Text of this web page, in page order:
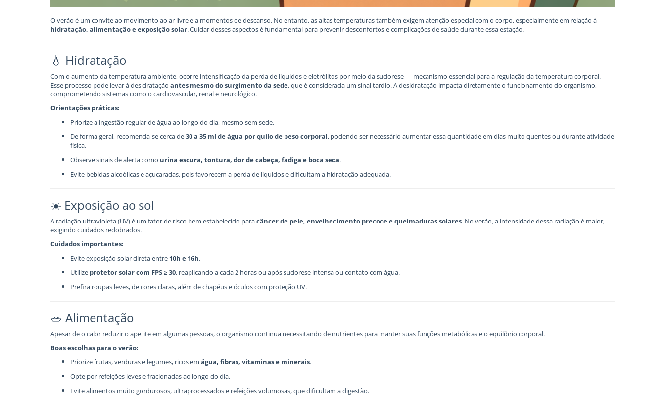
O verão é um convite ao movimento ao ar livre e a momentos de descanso. No entanto, as altas temperaturas também exigem atenção especial com o corpo, especialmente em relação à
hidratação, alimentação e exposição solar. Cuidar desses aspectos é fundamental para prevenir desconfortos e complicações de saúde durante essa estação.
💧 Hidratação
Com o aumento da temperatura ambiente, ocorre intensificação da perda de líquidos e eletrólitos por meio da sudorese — mecanismo essencial para a regulação da temperatura corporal.
Esse processo pode levar à desidratação antes mesmo do surgimento da sede, que é considerada um sinal tardio. A desidratação impacta diretamente o funcionamento do organismo,
comprometendo sistemas como o cardiovascular, renal e neurológico.
Orientações práticas:
Priorize a ingestão regular de água ao longo do dia, mesmo sem sede.
De forma geral, recomenda-se cerca de30 a 35 ml de água por quilo de peso corporal, podendo ser necessário aumentar essa quantidade em dias muito quentes ou durante atividade
física.
Observe sinais de alerta como urina escura, tontura, dor de cabeça, fadiga e boca seca.
Evite bebidas alcoólicas e açucaradas, pois favorecem a perda de líquidos e dificultam a hidratação adequada.
☀️ Exposição ao sol
A radiação ultravioleta (UV) é um fator de risco bem estabelecido paracâncer de pele, envelhecimento precoce e queimaduras solares. No verão, a intensidade dessa radiação é maior,
exigindo cuidados redobrados.
Cuidados importantes:
Evite exposição solar direta entre 10h e 16h.
Utilize protetor solar com FPS ≥ 30, reaplicando a cada 2 horas ou após sudorese intensa ou contato com água.
Prefira roupas leves, de cores claras, além de chapéus e óculos com proteção UV.
🥗 Alimentação
Apesar de o calor reduzir o apetite em algumas pessoas, o organismo continua necessitando de nutrientes para manter suas funções metabólicas e o equilíbrio corporal.
Boas escolhas para o verão:
Priorize frutas, verduras e legumes, ricos em água, fibras, vitaminas e minerais.
Opte por refeições leves e fracionadas ao longo do dia.
Evite alimentos muito gordurosos, ultraprocessados e refeições volumosas, que dificultam a digestão.